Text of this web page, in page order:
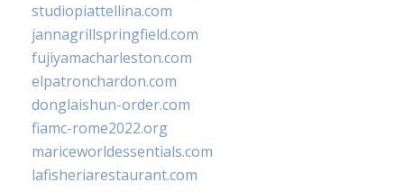
studiopiattellina.com
jannagrillspringfield.com
fujiyamacharleston.com
elpatronchardon.com
donglaishun-order.com
fiamc-rome2022.org
mariceworldessentials.com
lafisheriarestaurant.com